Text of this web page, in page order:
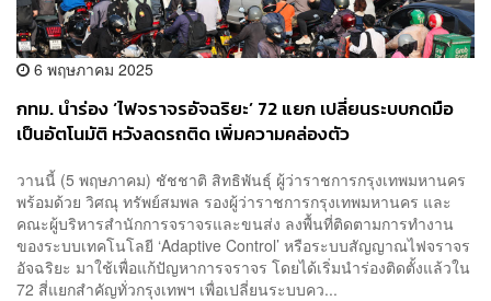
6 พฤษภาคม 2025
กทม. นำร่อง ‘ไฟจราจรอัจฉริยะ’ 72 แยก เปลี่ยนระบบกดมือ
เป็นอัตโนมัติ หวังลดรถติด เพิ่มความคล่องตัว
วานนี้ (5 พฤษภาคม) ชัชชาติ สิทธิพันธุ์ ผู้ว่าราชการกรุงเทพมหานคร
พร้อมด้วย วิศณุ ทรัพย์สมพล รองผู้ว่าราชการกรุงเทพมหานคร และ
คณะผู้บริหารสำนักการจราจรและขนส่ง ลงพื้นที่ติดตามการทำงาน
ของระบบเทคโนโลยี ‘Adaptive Control’ หรือระบบสัญญาณไฟจราจร
อัจฉริยะ มาใช้เพื่อแก้ปัญหาการจราจร โดยได้เริ่มนำร่องติดตั้งแล้วใน
72 สี่แยกสำคัญทั่วกรุงเทพฯ เพื่อเปลี่ยนระบบคว...